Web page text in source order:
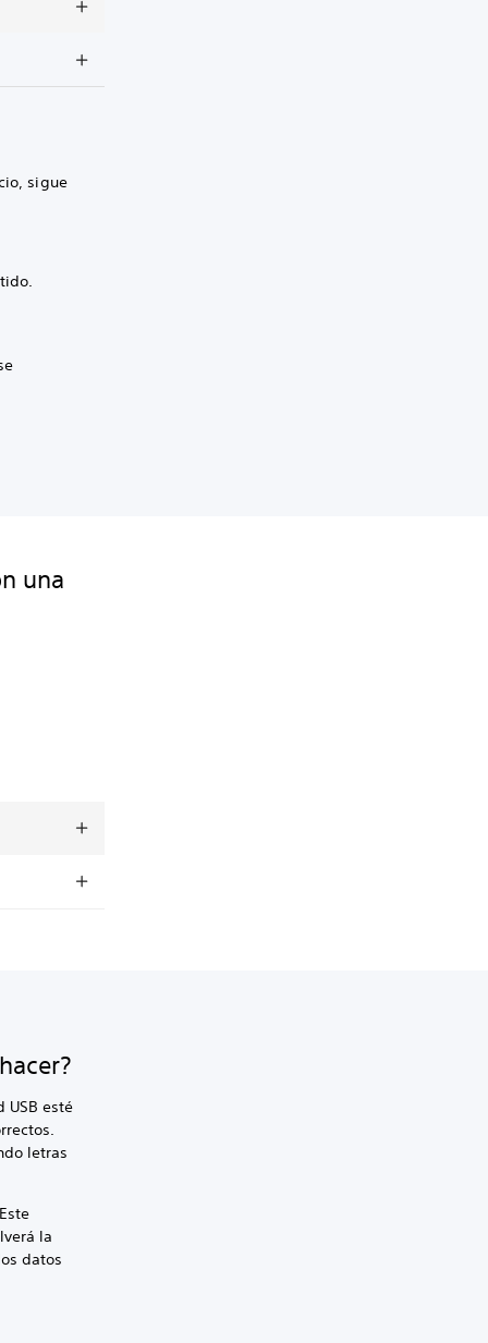
sigue
una
USB esté
letras
la
datos